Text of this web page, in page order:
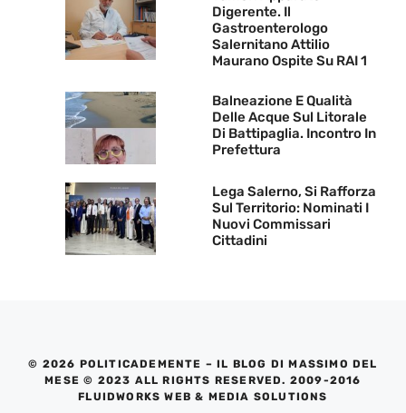
Digerente. Il
Gastroenterologo
Salernitano Attilio
Maurano Ospite Su RAI 1
Balneazione E Qualità
Delle Acque Sul Litorale
Di Battipaglia. Incontro In
Prefettura
Lega Salerno, Si Rafforza
Sul Territorio: Nominati I
Nuovi Commissari
Cittadini
© 2026 POLITICADEMENTE – IL BLOG DI MASSIMO DEL
MESE © 2023 ALL RIGHTS RESERVED. 2009-2016
FLUIDWORKS WEB & MEDIA SOLUTIONS